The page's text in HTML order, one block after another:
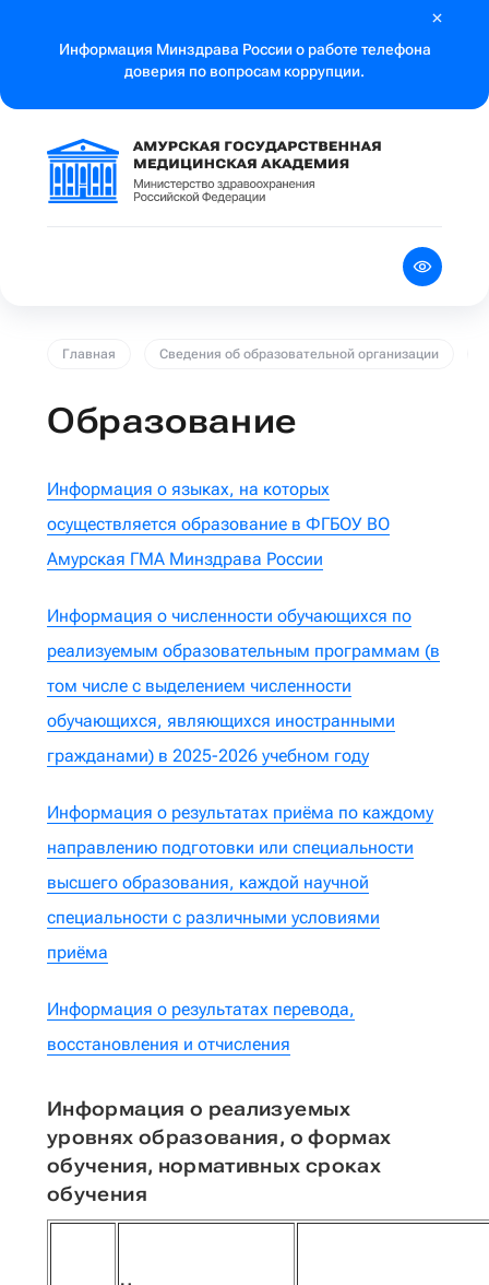
Информация Минздрава России о работе телефона
доверия по вопросам коррупции.
Главная Сведения об образовательной организации
Образование
Информация о языках, на которых
осуществляется образование в ФГБОУ ВО
Амурская ГМА Минздрава России
Информация о численности обучающихся по
реализуемым образовательным программам (в
том числе с выделением численности
обучающихся, являющихся иностранными
гражданами) в 2025-2026 учебном году
Информация о результатах приёма по каждому
направлению подготовки или специальности
высшего образования, каждой научной
специальности с различными условиями
приёма
Информация о результатах перевода,
восстановления и отчисления
Информация о реализуемых
уровнях образования, о формах
обучения, нормативных сроках
обучения